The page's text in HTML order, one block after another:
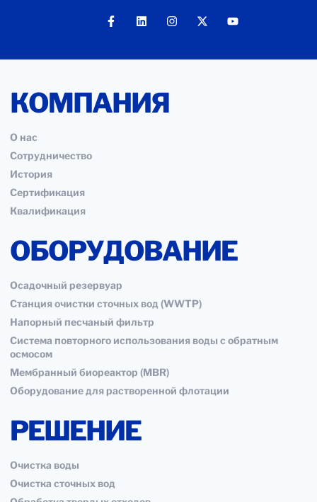
КОМПАНИЯ
О нас
Сотрудничество
История
Сертификация
Квалификация
ОБОРУДОВАНИЕ
Осадочный резервуар
Станция очистки сточных вод (WWTP)
Напорный песчаный фильтр
Система повторного использования воды с обратным
осмосом
Мембранный биореактор (MBR)
Оборудование для растворенной флотации
РЕШЕНИЕ
Очистка воды
Очистка сточных вод